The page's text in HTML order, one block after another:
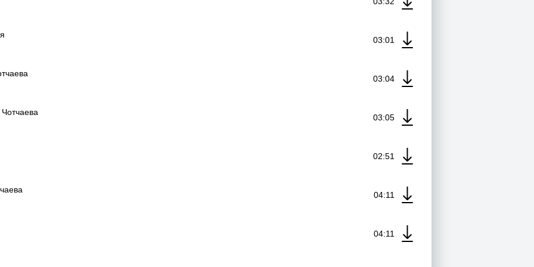
03:01
03:04
03:05
02:51
04:11
04:11